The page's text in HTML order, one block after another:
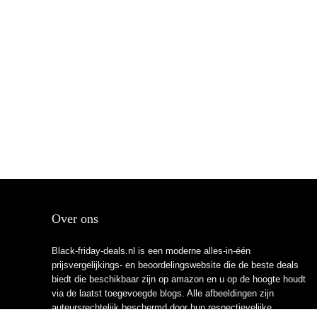
Over ons
Black-friday-deals.nl is een moderne alles-in-één
prijsvergelijkings- en beoordelingswebsite die de beste deals
biedt die beschikbaar zijn op amazon en u op de hoogte houdt
via de laatst toegevoegde blogs. Alle afbeeldingen zijn
auteursrechtelijk beschermd door hun respectievelijke